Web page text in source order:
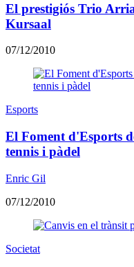
El prestigiós Trio
Kursaal
07/12/2010
Esports
El Foment d'Esports
tennis i pàdel
Enric Gil
07/12/2010
Societat